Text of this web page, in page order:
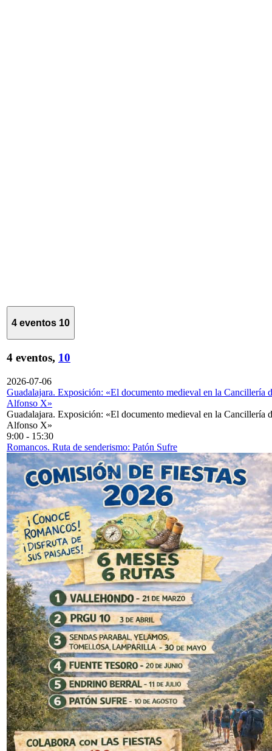
4 eventos 10
4 eventos, 10
2026-07-06
Guadalajara. Exposición: «El documento medieval en la Cancillería
Alfonso X»
Guadalajara. Exposición: «El documento medieval en la Cancillería
Alfonso X»
9:00 - 15:30
Romancos. Ruta de senderismo: Patón Sufre